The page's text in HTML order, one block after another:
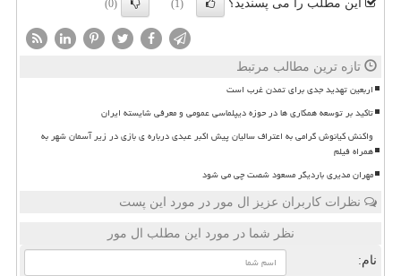
این مطلب را می پسندید؟ (1)
(0)
تازه ترین مطالب مرتبط
اربعین تهدید جدی برای تمدن غرب است
تاکید بر توسعه همکاری ها در حوزه دیپلماسی عمومی و معرفی شایسته ایران
واکنش کیانوش گرامی به اعتراف سالیان پیش اکبر عبدی درباره ی بازی در زیر آسمان شهر به
همراه فیلم
مهران مدیری باردیگر مسعود شصت چی می شود
نظرات کاربران عزیز ال مور در مورد این پست
نظر شما در مورد این مطلب ال مور
نام: